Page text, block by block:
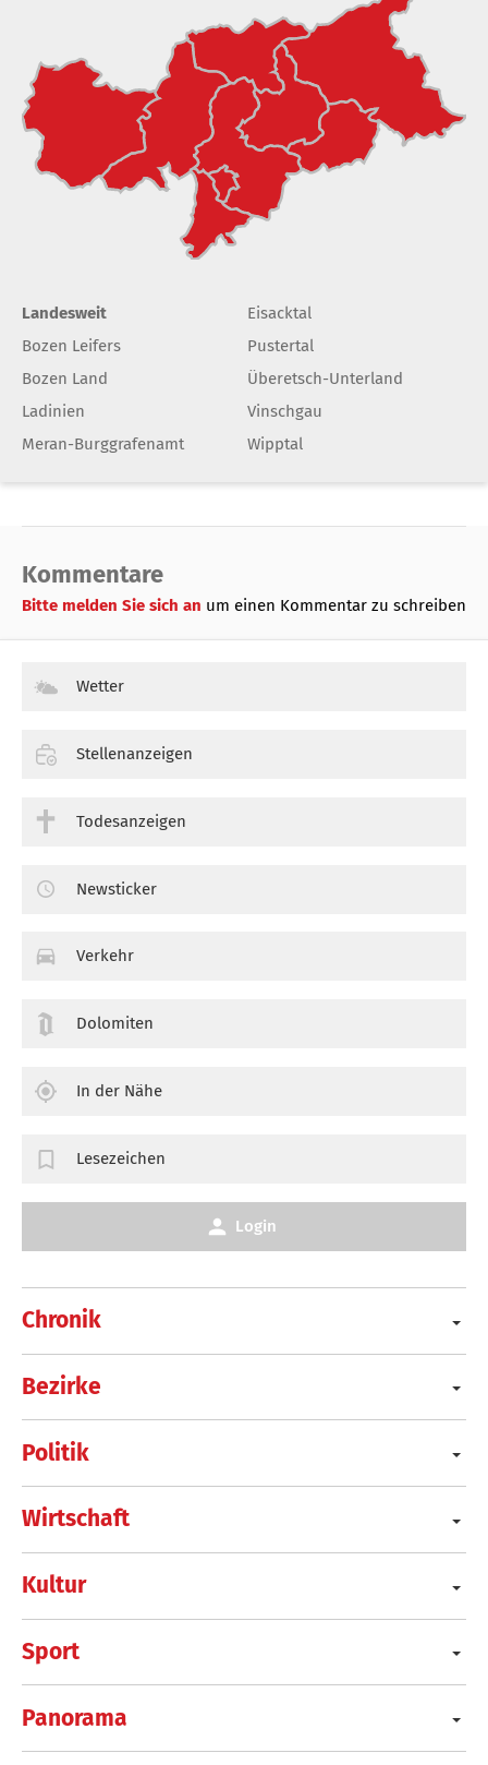
Landesweit
Bozen Leifers
Bozen Land
Ladinien
Meran-Burggrafenamt
Eisacktal
Pustertal
Überetsch-Unterland
Vinschgau
Wipptal
Kommentare
Bitte melden Sie sich an um einen Kommentar zu schreiben
Chronik
Bezirke
Politik
Wirtschaft
Kultur
Sport
Panorama
Wetter
Stellenanzeigen
Todesanzeigen
Newsticker
Verkehr
Dolomiten
In der Nähe
Lesezeichen
Login